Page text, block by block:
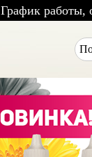
График работы,